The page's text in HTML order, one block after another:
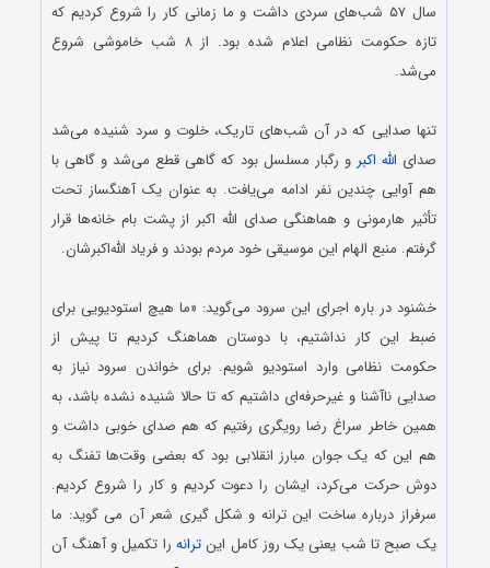
سال ۵۷ شب‌های سردی داشت و ما زمانی کار را شروع کردیم که
تازه حکومت نظامی اعلام شده بود. از ۸ شب خاموشی شروع
می‌شد.
تنها صدایی که در آن شب‌های تاریک، خلوت و سرد شنیده می‌شد
صدای الله اکبر و رگبار مسلسل بود که گاهی قطع می‌شد و گاهی با
هم آوایی چندین نفر ادامه می‌یافت. به عنوان یک آهنگساز تحت
تأثیر هارمونی و هماهنگی صدای الله اکبر از پشت بام خانه‌ها قرار
گرفتم. منبع الهام این موسیقی خود مردم بودند و فریاد الله‌اکبرشان.
خشنود در باره اجرای این سرود می‌گوید: «ما هیچ استودیویی برای
ضبط این کار نداشتیم، با دوستان هماهنگ کردیم تا پیش از
حکومت نظامی وارد استودیو شویم. برای خواندن سرود نیاز به
صدایی ناآشنا و غیرحرفه‌ای داشتیم که تا حالا شنیده نشده باشد، به
همین خاطر سراغ رضا رویگری رفتیم که هم صدای خوبی داشت و
هم این که یک جوان مبارز انقلابی بود که بعضی وقت‌ها تفنگ به
دوش حرکت می‌کرد، ایشان را دعوت کردیم و کار را شروع کردیم.
سرفراز درباره ساخت این ترانه و شکل گیری شعر آن می گوید: ما
یک صبح تا شب یعنی یک روز کامل اینترانه را تکمیل و آهنگ آن